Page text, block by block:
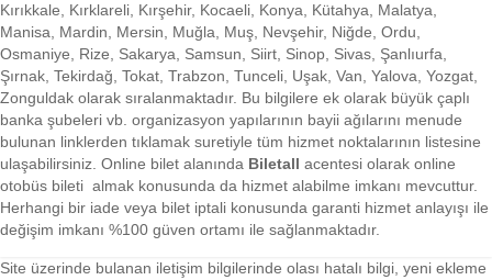
Kırıkkale, Kırklareli, Kırşehir, Kocaeli, Konya, Kütahya, Malatya,
Manisa, Mardin, Mersin, Muğla, Muş, Nevşehir, Niğde, Ordu,
Osmaniye, Rize, Sakarya, Samsun, Siirt, Sinop, Sivas, Şanlıurfa,
Şırnak, Tekirdağ, Tokat, Trabzon, Tunceli, Uşak, Van, Yalova, Yozgat,
Zonguldak olarak sıralanmaktadır. Bu bilgilere ek olarak büyük çaplı
banka şubeleri vb. organizasyon yapılarının bayii ağılarını menude
bulunan linklerden tıklamak suretiyle tüm hizmet noktalarının listesine
ulaşabilirsiniz. Online bilet alanında Biletall acentesi olarak online
otobüs bileti almak konusunda da hizmet alabilme imkanı mevcuttur.
Herhangi bir iade veya bilet iptali konusunda garanti hizmet anlayışı ile
değişim imkanı %100 güven ortamı ile sağlanmaktadır.
Site üzerinde bulanan iletişim bilgilerinde olası hatalı bilgi, yeni ekleme